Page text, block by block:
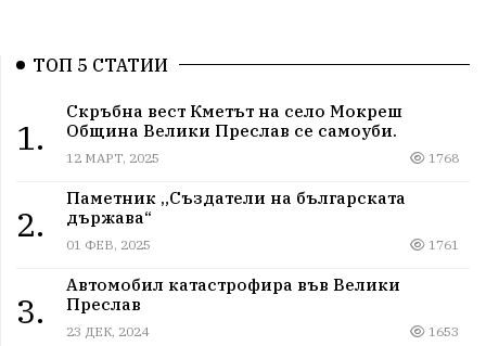
ТОП 5 СТАТИИ
1.
Скръбна вест Кметът на село Мокреш
Община Велики Преслав се самоуби.
12 МАРТ, 2025 1768
2.
Паметник „Създатели на българската
държава“
01 ФЕВ, 2025 1761
3.
Автомобил катастрофира във Велики
Преслав
23 ДЕК, 2024 1653